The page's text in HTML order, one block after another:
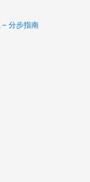
分步指南